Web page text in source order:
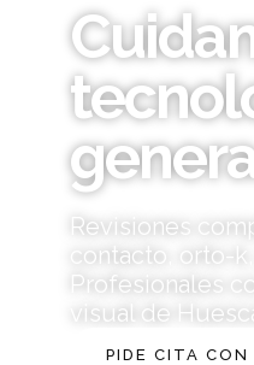
Revisiones
contacto, orto-
Profesionales
visual de
PIDE CITA